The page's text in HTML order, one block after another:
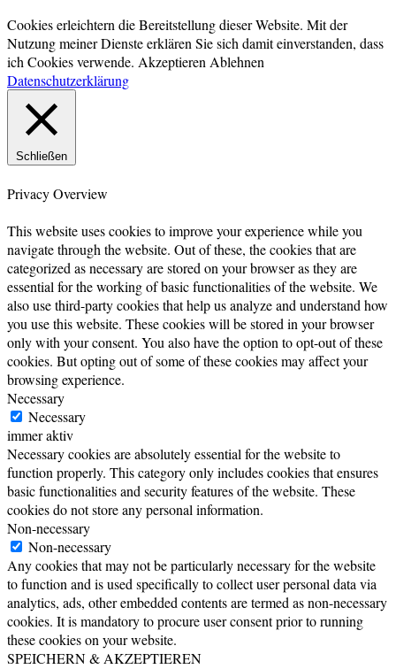
Cookies erleichtern die Bereitstellung dieser Website. Mit der
Nutzung meiner Dienste erklären Sie sich damit einverstanden, dass
ich Cookies verwende. Akzeptieren Ablehnen
Datenschutzerklärung
Schließen
Privacy Overview
This website uses cookies to improve your experience while you
navigate through the website. Out of these, the cookies that are
categorized as necessary are stored on your browser as they are
essential for the working of basic functionalities of the website. We
also use third-party cookies that help us analyze and understand how
you use this website. These cookies will be stored in your browser
only with your consent. You also have the option to opt-out of these
cookies. But opting out of some of these cookies may affect your
browsing experience.
Necessary
Necessary
immer aktiv
Necessary cookies are absolutely essential for the website to
function properly. This category only includes cookies that ensures
basic functionalities and security features of the website. These
cookies do not store any personal information.
Non-necessary
Non-necessary
Any cookies that may not be particularly necessary for the website
to function and is used specifically to collect user personal data via
analytics, ads, other embedded contents are termed as non-necessary
cookies. It is mandatory to procure user consent prior to running
these cookies on your website.
SPEICHERN & AKZEPTIEREN